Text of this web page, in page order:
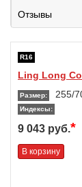
Отзывы
R16
Ling Long
Размер: 255/
Индексы:
9 043 руб.*
В корзину